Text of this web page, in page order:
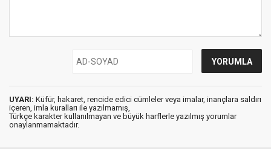
UYARI: Küfür, hakaret, rencide edici cümleler veya imalar, inançlara saldırı
içeren, imla kuralları ile yazılmamış,
Türkçe karakter kullanılmayan ve büyük harflerle yazılmış yorumlar
onaylanmamaktadır.